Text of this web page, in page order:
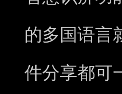
的多国语言
件分享都可